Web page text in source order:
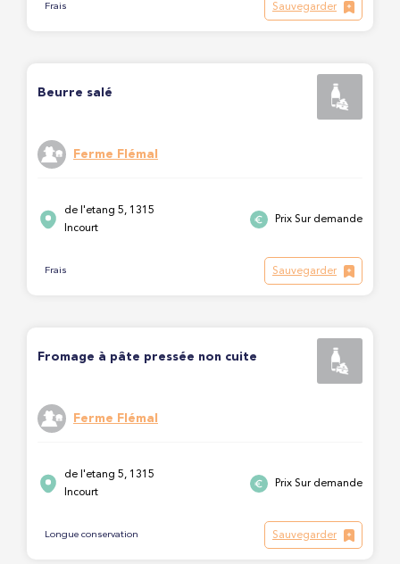
Frais Sauvegarder
Beurre salé
Ferme Flémal
de l'etang 5, 1315
Incourt
Prix Sur demande
Frais Sauvegarder
Fromage à pâte pressée non cuite
Ferme Flémal
de l'etang 5, 1315
Incourt
Prix Sur demande
Longue conservation Sauvegarder